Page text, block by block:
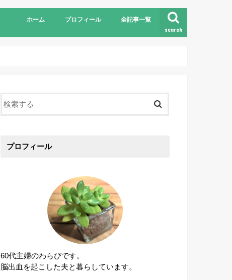
search
ホーム プロフィール 全記事一覧
プロフィール
60代主婦のわらびです。
脳出血を起こした夫と暮らしています。